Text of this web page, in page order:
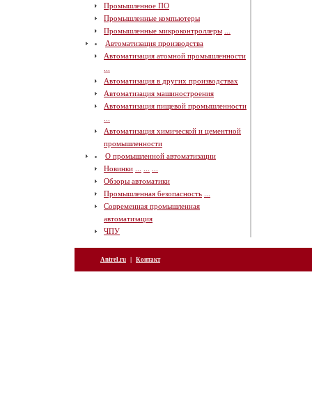
Промышленное ПО
Промышленные компьютеры
Промышленные микроконтроллеры
Автоматизация производства
Автоматизация атомной промышленности
Автоматизация в других производствах
Автоматизация машиностроения
Автоматизация пищевой промышленности
Автоматизация химической и цементной
промышленности
О промышленной автоматизации
Новинки
Обзоры автоматики
Промышленная безопасность
Современная промышленная
автоматизация
ЧПУ
Antrel.ru | Контакт